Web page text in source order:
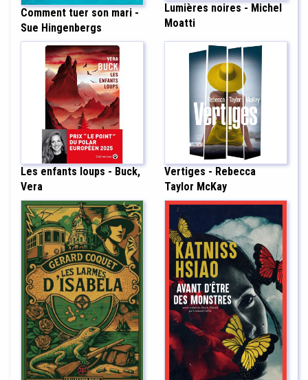
Comment tuer son mari -
Sue Hingenbergs
Lumières noires - Michel
Moatti
Les enfants loups - Buck,
Vera
Vertiges - Rebecca
Taylor McKay